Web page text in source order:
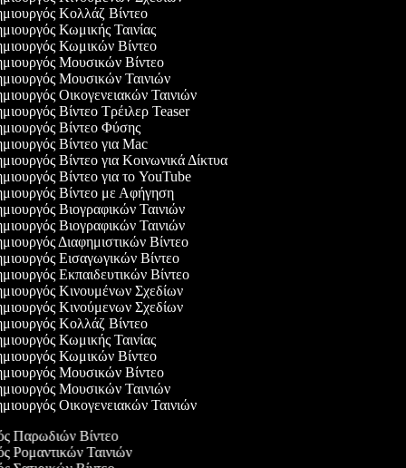
Κολλάζ Βίντεο
Κωμικής Ταινίας
Κωμικών Βίντεο
Μουσικών Βίντεο
Μουσικών Ταινιών
Οικογενειακών Ταινιών
Βίντεο Τρέιλερ Teaser
Βίντεο Φύσης
Βίντεο για Mac
Βίντεο για Κοινωνικά Δίκτυα
Βίντεο για το YouTube
Βίντεο με Αφήγηση
Βιογραφικών Ταινιών
Βιογραφικών Ταινιών
Διαφημιστικών Βίντεο
Εισαγωγικών Βίντεο
Εκπαιδευτικών Βίντεο
Κινουμένων Σχεδίων
Κινούμενων Σχεδίων
Κολλάζ Βίντεο
Κωμικής Ταινίας
Κωμικών Βίντεο
Μουσικών Βίντεο
Μουσικών Ταινιών
Οικογενειακών Ταινιών
Παρωδιών Βίντεο
Ρομαντικών Ταινιών